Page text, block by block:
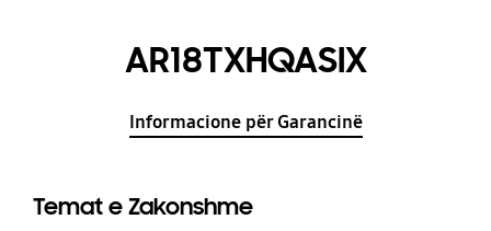
AR18TXHQASIX
Informacione për Garancinë
Temat e Zakonshme